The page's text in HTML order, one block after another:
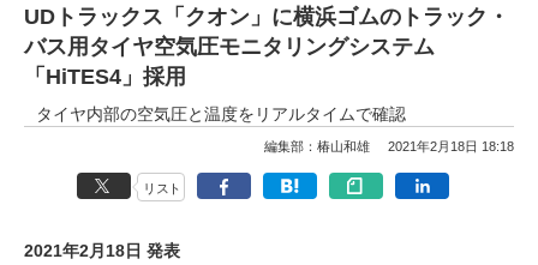
UDトラックス「クオン」に横浜ゴムのトラック・
バス用タイヤ空気圧モニタリングシステム
「HiTES4」採用
タイヤ内部の空気圧と温度をリアルタイムで確認
編集部：椿山和雄 2021年2月18日 18:18
リスト
2021年2月18日 発表